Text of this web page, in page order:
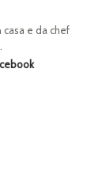
e da chef